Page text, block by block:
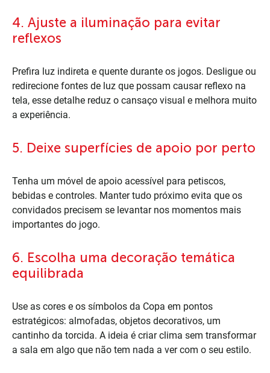
4. Ajuste a iluminação para evitar
reflexos
Prefira luz indireta e quente durante os jogos. Desligue ou
redirecione fontes de luz que possam causar reflexo na
tela, esse detalhe reduz o cansaço visual e melhora muito
a experiência.
5. Deixe superfícies de apoio por perto
Tenha um móvel de apoio acessível para petiscos,
bebidas e controles. Manter tudo próximo evita que os
convidados precisem se levantar nos momentos mais
importantes do jogo.
6. Escolha uma decoração temática
equilibrada
Use as cores e os símbolos da Copa em pontos
estratégicos: almofadas, objetos decorativos, um
cantinho da torcida. A ideia é criar clima sem transformar
a sala em algo que não tem nada a ver com o seu estilo.